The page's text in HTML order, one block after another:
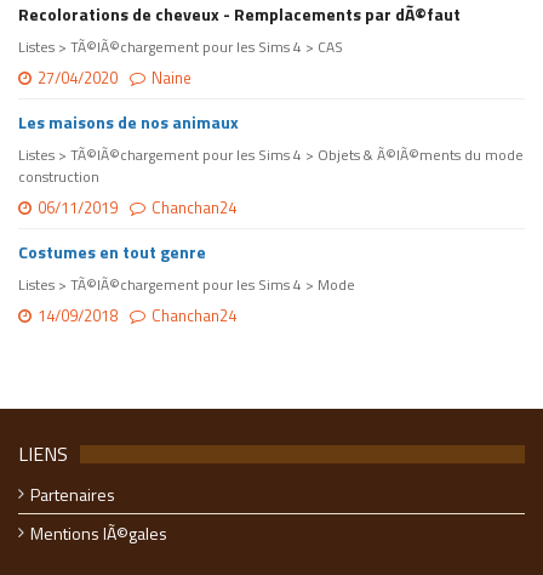
Recolorations de cheveux - Remplacements par dÃ©faut
Listes > TÃ©lÃ©chargement pour les Sims 4 > CAS
27/04/2020 Naine
Les maisons de nos animaux
Listes > TÃ©lÃ©chargement pour les Sims 4 > Objets & Ã©lÃ©ments du mode
construction
06/11/2019 Chanchan24
Costumes en tout genre
Listes > TÃ©lÃ©chargement pour les Sims 4 > Mode
14/09/2018 Chanchan24
LIENS
Partenaires
Mentions lÃ©gales